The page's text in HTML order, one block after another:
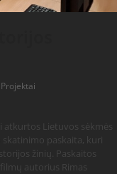
Projektai
atkurtos Lietuvos sėkmės
paskaita, kuri
žinių. Paskaitos
autorius Rimas